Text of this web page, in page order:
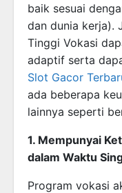
baik sesuai
dan dunia kerja).
Tinggi Vokasi
adaptif serta
Slot Gacor
ada beberapa
lainnya seperti
1. Mempunyai
dalam Waktu
Program vokasi